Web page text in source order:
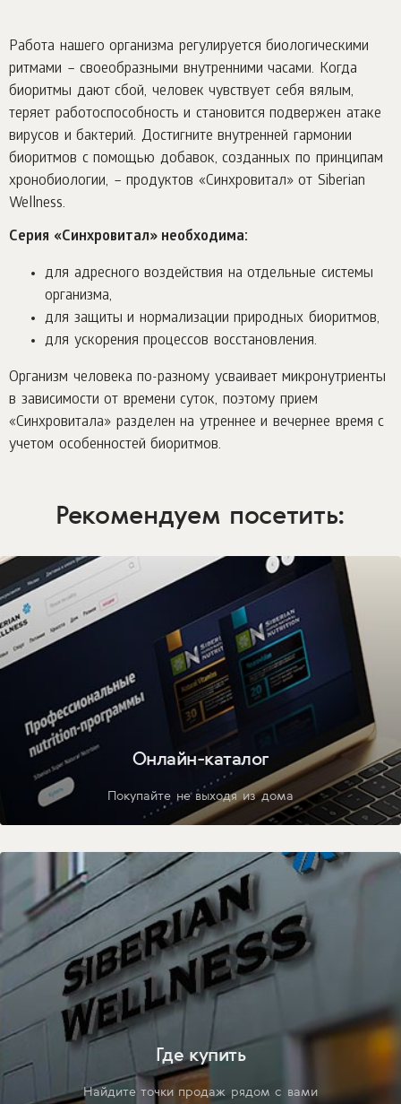
Работа нашего организма регулируется биологическими
ритмами – своеобразными внутренними часами. Когда
биоритмы дают сбой, человек чувствует себя вялым,
теряет работоспособность и становится подвержен атаке
вирусов и бактерий. Достигните внутренней гармонии
биоритмов с помощью добавок, созданных по принципам
хронобиологии, – продуктов «Синхровитал» от Siberian
Wellness.
Серия «Синхровитал» необходима:
для адресного воздействия на отдельные системы
организма,
для защиты и нормализации природных биоритмов,
для ускорения процессов восстановления.
Организм человека по-разному усваивает микронутриенты
в зависимости от времени суток, поэтому прием
«Синхровитала» разделен на утреннее и вечернее время с
учетом особенностей биоритмов.
Рекомендуем посетить:
Онлайн-каталог
Покупайте не выходя из дома
Где купить
Найдите точки продаж рядом с вами